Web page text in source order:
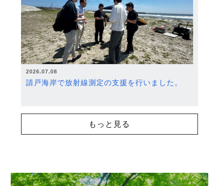
2026.07.08
請戸海岸で放射線測定の支援を行いました。
もっと見る